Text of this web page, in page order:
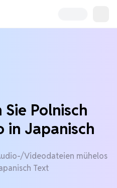
Polnisch
Japanisch
Videodateien mühelos
Text